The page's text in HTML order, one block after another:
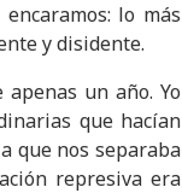
lo más
y disidente.
un año. Yo
que hacían
que nos separaba
represiva era